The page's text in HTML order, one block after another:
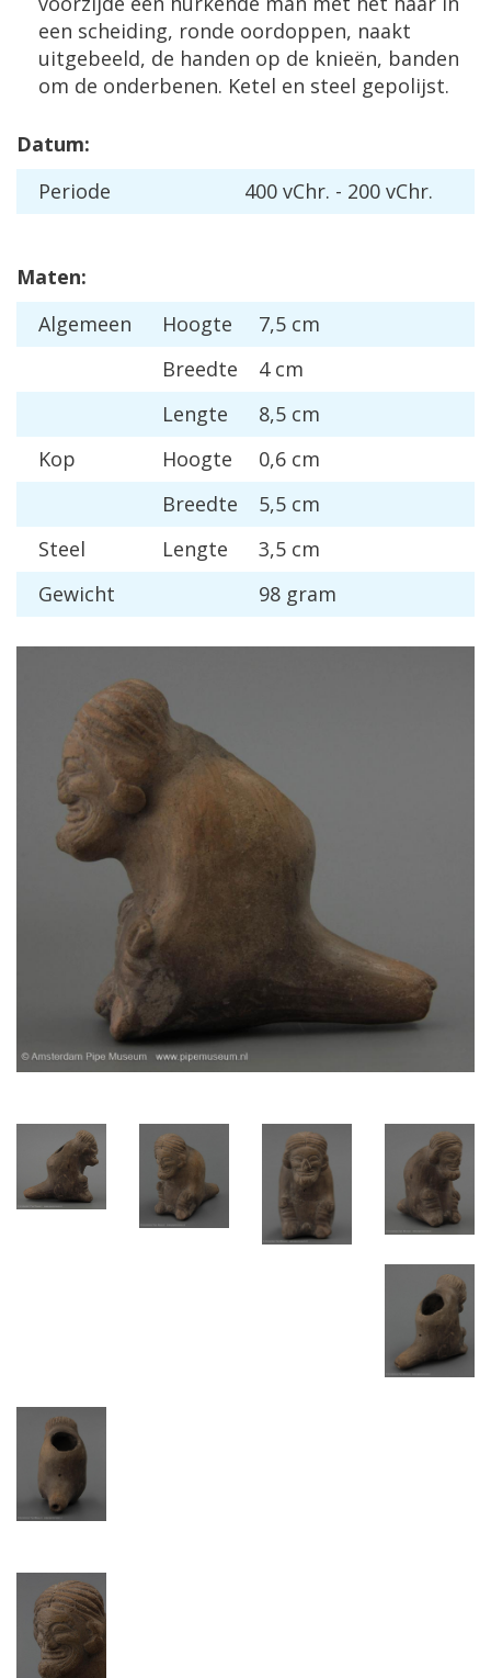
een scheiding, ronde oordoppen, naakt
uitgebeeld, de handen op de knieën, banden
om de onderbenen. Ketel en steel gepolijst.
Datum:
Periode
400 vChr. - 200 vChr.
Maten:
Algemeen
Hoogte
7,5 cm
Breedte
4 cm
Lengte
8,5 cm
Kop
Hoogte
0,6 cm
Breedte
5,5 cm
Steel
Lengte
3,5 cm
Gewicht
98 gram